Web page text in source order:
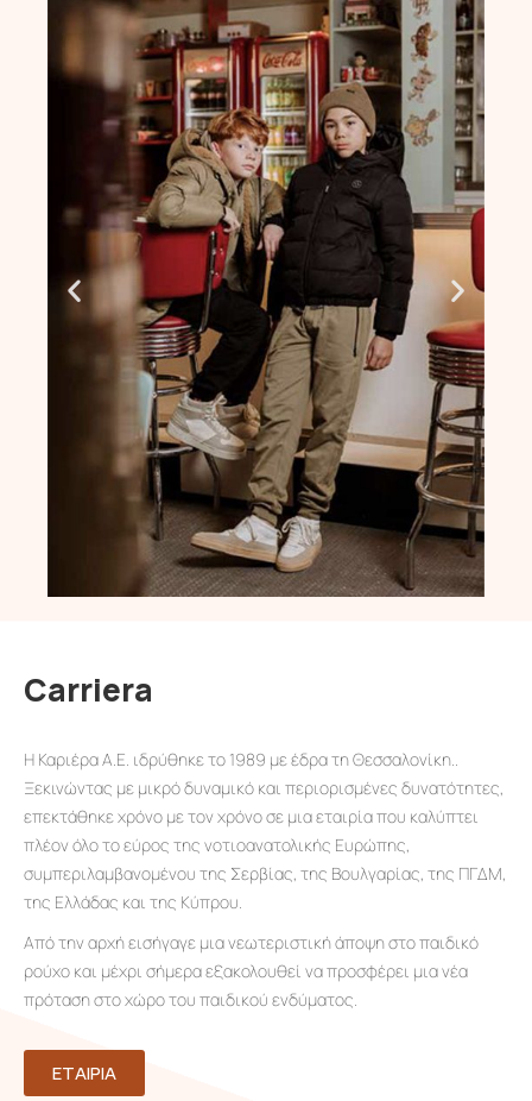
,
Σετ
,
ΑΓΟΡΙ
Carriera
Η Καριέρα Α.Ε. ιδρύθηκε το 1989 με έδρα τη Θεσσαλονίκη..
Ξεκινώντας με μικρό δυναμικό και περιορισμένες δυνατότητες,
επεκτάθηκε χρόνο με τον χρόνο σε μια εταιρία που καλύπτει
πλέον όλο το εύρος της νοτιοανατολικής Ευρώπης,
συμπεριλαμβανομένου της Σερβίας, της Βουλγαρίας, της ΠΓΔΜ,
της Ελλάδας και της Κύπρου.
Από την αρχή εισήγαγε μια νεωτεριστική άποψη στο παιδικό
ρούχο και μέχρι σήμερα εξακολουθεί να προσφέρει μια νέα
πρόταση στο χώρο του παιδικού ενδύματος.
ΕΤΑΙΡΙΑ